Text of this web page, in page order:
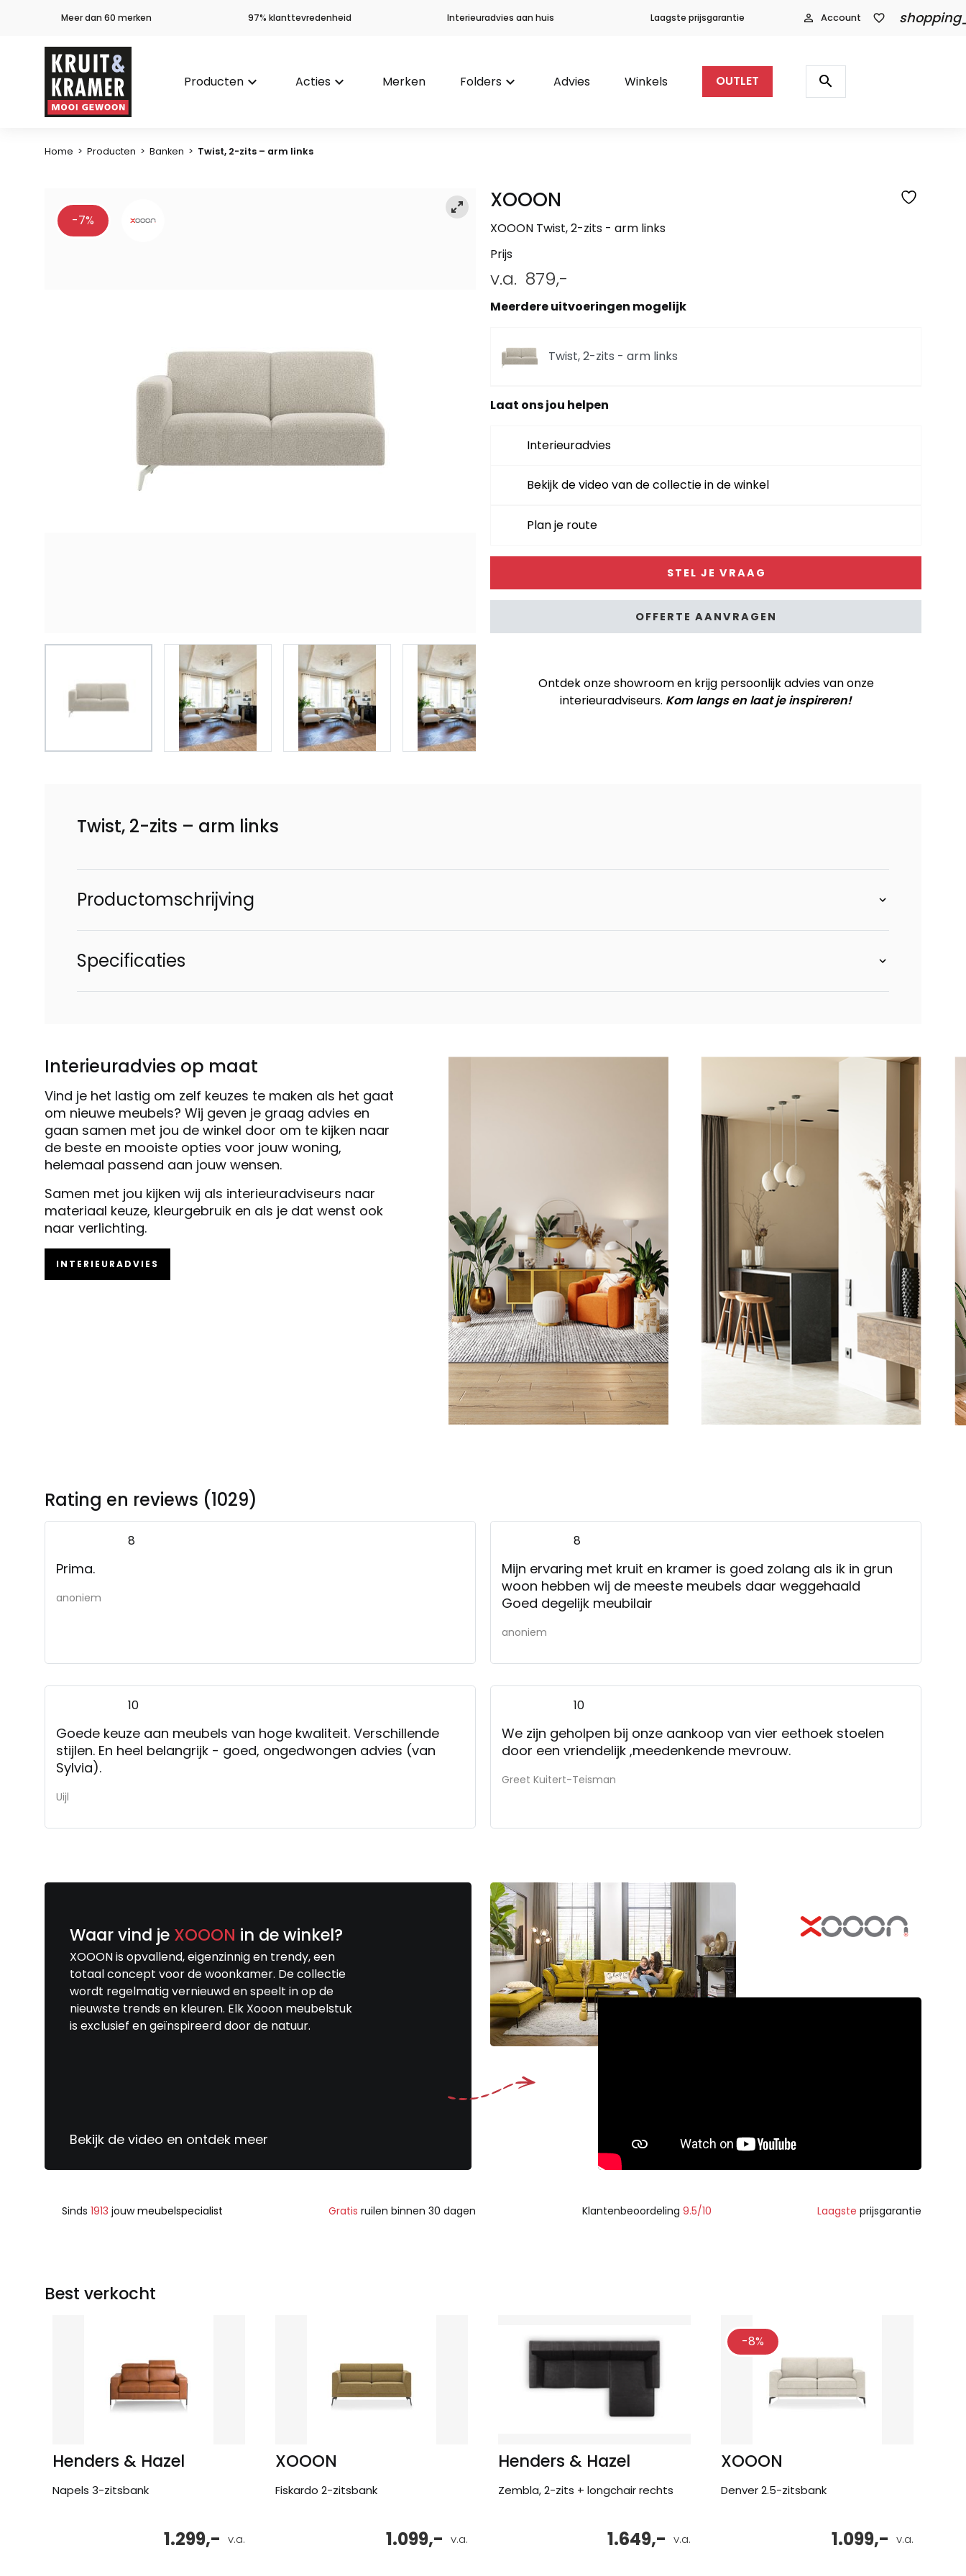
Meer dan 60 merken 97% klanttevredenheid Interieuradvies aan huis Laagste prijsgarantie person_outline Account favorite_border
Producten keyboard_arrow_down Acties keyboard_arrow_down Merken Folders keyboard_arrow_down Advies Winkels OUTLET
Producten
zoeken
search
Home > Producten > Banken > Twist, 2-zits – arm links
-7%
XOOON
XOOON Twist, 2-zits - arm links
Prijs
v.a. 879,-
Meerdere uitvoeringen mogelijk
Twist, 2-zits - arm links
Twist, poef/hocker - poot 16 cm. silk grey - brioni
grey + pocket - brioni
Twist, longchair links+2.5-zits arm rechts - poot 16 cm. silk grey +
Twist, 4-zits - poot 16 cm. silk grey + pocket - brioni
Twist, 2.5-zits arm links+ottomane big rechts - poot 16 cm. silk
Twist, ottomane big links+2.5-zits zonder armen+longchair arm
Twist, longchair arm links+2.5-zits zonder armen+ottomane big
Twist, 2.5-zits
Twist, 3-zits
Twist, poef / hocker
Twist, 4-zits
Laat ons jou helpen
Interieuradvies
Bekijk de video van de collectie in de winkel
Plan je route
STEL JE VRAAG
OFFERTE AANVRAGEN
Ontdek onze showroom en krijg persoonlijk advies van onze
interieuradviseurs. Kom langs en laat je inspireren!
Twist, 2-zits – arm links
Productomschrijving
Specificaties
Interieuradvies op maat
Vind je het lastig om zelf keuzes te maken als het gaat
om nieuwe meubels? Wij geven je graag advies en
gaan samen met jou de winkel door om te kijken naar
de beste en mooiste opties voor jouw woning,
helemaal passend aan jouw wensen.
Samen met jou kijken wij als interieuradviseurs naar
materiaal keuze, kleurgebruik en als je dat wenst ook
naar verlichting.
INTERIEURADVIES
Rating en reviews (1029)
8
Prima.
anoniem
8
Mijn ervaring met kruit en kramer is goed zolang als ik in grun
woon hebben wij de meeste meubels daar weggehaald
Goed degelijk meubilair
anoniem
10
Goede keuze aan meubels van hoge kwaliteit. Verschillende
stijlen. En heel belangrijk - goed, ongedwongen advies (van
Sylvia).
Uijl
10
We zijn geholpen bij onze aankoop van vier eethoek stoelen
door een vriendelijk ,meedenkende mevrouw.
Greet Kuitert-Teisman
Waar vind je XOOON in de winkel?
XOOON is opvallend, eigenzinnig en trendy, een
totaal concept voor de woonkamer. De collectie
wordt regelmatig vernieuwd en speelt in op de
nieuwste trends en kleuren. Elk Xooon meubelstuk
is exclusief en geïnspireerd door de natuur.
Bekijk de video en ontdek meer
Sinds 1913 jouwmeubelspecialist Gratis ruilen binnen 30 dagen Klantenbeoordeling 9.5/10 Laagste prijsgarantie
Best verkocht
Henders & Hazel
Napels 3-zitsbank
v.a.
1.299,-
XOOON
Fiskardo 2-zitsbank
v.a.
1.099,-
Henders & Hazel
Zembla, 2-zits + longchair rechts
v.a.
1.649,-
-8%
XOOON
Denver 2.5-zitsbank
v.a.
1.099,-